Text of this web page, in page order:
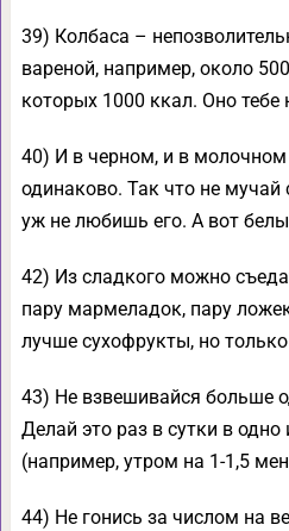
39) Колбаса –
вареной, например, около
которых 1000 ккал. Оно тебе
40) И в черном, и в
одинаково. Так что не мучай
уж не любишь его. А вот
42) Из сладкого можно
пару мармеладок, пару
лучше сухофрукты, но
43) Не взвешивайся больше
Делай это раз в сутки в
(например, утром на 1-1,5
44) Не гонись за числом на